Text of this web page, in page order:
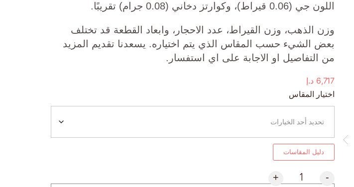
اللون جي (0.06 قيراط)، وكوارتز دخاني (0.08 جرام) تقريبًا.
وزن الذهب، وزن القيراط، عدد الاحجار، وابعاد القطعة قد تختلف
بعض الشيء حسب المقاس الذي يتم اختياره. يسعدنا تقديم المزيد
من التفاصيل او الاجابة على اي استفسار.
6,717 د.إ
اختيار المقاس
دليل المقاسات
-
+